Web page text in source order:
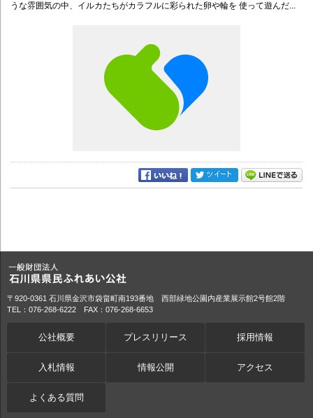
うな雰囲気の中、イルカたちがカラフルに彩られた卵や輪を 使って遊んだ...
〒920-0361 石川県金沢市袋畠町南193番地 西部緑地公園内産業展示館2号館2階
TEL：076-268-6222 FAX：076-268-6653
公社概要 プレスリリース 採用情報
入札情報 情報公開 アクセス
よくある質問